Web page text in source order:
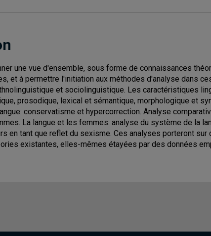
une vue d'ensemble, sous forme de connaissances
et à permettre l'initiation aux méthodes d'analyse dans
et sociolinguistique. Les caractéristiques
prosodique, lexical et sémantique, morphologique et
conservatisme et hypercorrection. Analyse
La langue et les femmes: analyse du système de la
en tant que reflet du sexisme. Ces analyses porteront
existantes, elles-mêmes étayées par des données